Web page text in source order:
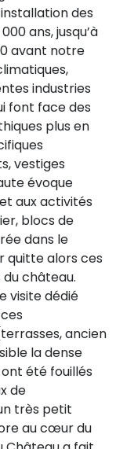
des
ans, jusqu’à
avant notre
industries
font face des
plus en
vestiges
évoque
aux activités
blocs de
dans le
quitte alors ces
château.
visite dédié
ancien
la dense
été fouillés
de
très petit
au cœur du